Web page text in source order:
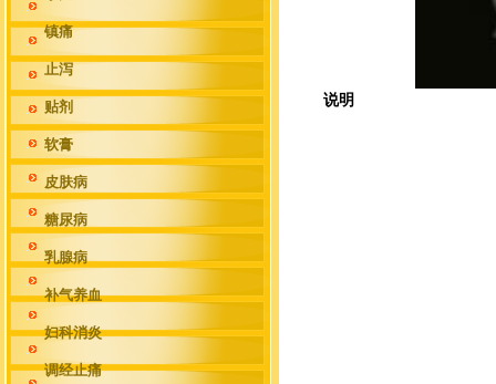
镇痛
止泻
贴剂
软膏
皮肤病
糖尿病
乳腺病
补气养血
妇科消炎
调经止痛
说明